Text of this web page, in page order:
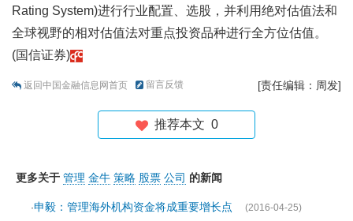
Rating System)进行行业配置、选股，并利用绝对估值法和
全球视野的相对估值法对重点投资品种进行全方位估值。
(国信证券)
返回中国金融信息网首页 留言反馈 [责任编辑：周发]
推荐本文 0
更多关于 管理 金牛 策略 股票 公司 的新闻
·申毅：管理海外机构资金将成重要增长点 (2016-04-25)